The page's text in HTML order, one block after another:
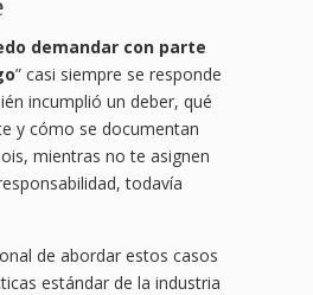
demandar con parte
” casi siempre se responde
incumplió un deber, qué
y cómo se documentan
mientras no te asignen
todavía
de abordar estos casos
estándar de la industria